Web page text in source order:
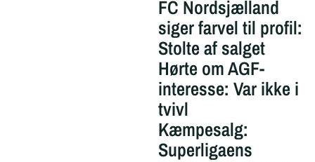
FC Nordsjælland
siger farvel til profil:
Stolte af salget
Hørte om AGF-
interesse: Var ikke i
tvivl
Kæmpesalg:
Superligaens